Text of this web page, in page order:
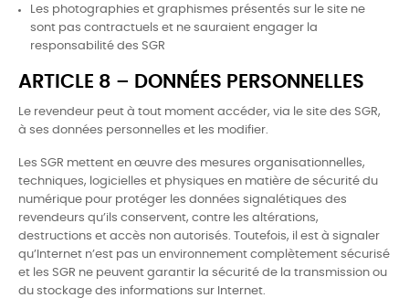
Les photographies et graphismes présentés sur le site ne
sont pas contractuels et ne sauraient engager la
responsabilité des SGR
ARTICLE 8 – DONNÉES PERSONNELLES
Le revendeur peut à tout moment accéder, via le site des SGR,
à ses données personnelles et les modifier.
Les SGR mettent en œuvre des mesures organisationnelles,
techniques, logicielles et physiques en matière de sécurité du
numérique pour protéger les données signalétiques des
revendeurs qu’ils conservent, contre les altérations,
destructions et accès non autorisés. Toutefois, il est à signaler
qu’Internet n’est pas un environnement complètement sécurisé
et les SGR ne peuvent garantir la sécurité de la transmission ou
du stockage des informations sur Internet.